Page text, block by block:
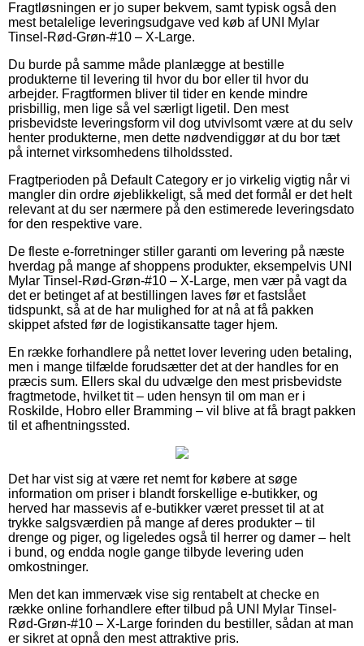
Fragtløsningen er jo super bekvem, samt typisk også den
mest betalelige leveringsudgave ved køb af UNI Mylar
Tinsel-Rød-Grøn-#10 – X-Large.
Du burde på samme måde planlægge at bestille
produkterne til levering til hvor du bor eller til hvor du
arbejder. Fragtformen bliver til tider en kende mindre
prisbillig, men lige så vel særligt ligetil. Den mest
prisbevidste leveringsform vil dog utvivlsomt være at du selv
henter produkterne, men dette nødvendiggør at du bor tæt
på internet virksomhedens tilholdssted.
Fragtperioden på Default Category er jo virkelig vigtig når vi
mangler din ordre øjeblikkeligt, så med det formål er det helt
relevant at du ser nærmere på den estimerede leveringsdato
for den respektive vare.
De fleste e-forretninger stiller garanti om levering på næste
hverdag på mange af shoppens produkter, eksempelvis UNI
Mylar Tinsel-Rød-Grøn-#10 – X-Large, men vær på vagt da
det er betinget af at bestillingen laves før et fastslået
tidspunkt, så at de har mulighed for at nå at få pakken
skippet afsted før de logistikansatte tager hjem.
En række forhandlere på nettet lover levering uden betaling,
men i mange tilfælde forudsætter det at der handles for en
præcis sum. Ellers skal du udvælge den mest prisbevidste
fragtmetode, hvilket tit – uden hensyn til om man er i
Roskilde, Hobro eller Bramming – vil blive at få bragt pakken
til et afhentningssted.
Det har vist sig at være ret nemt for købere at søge
information om priser i blandt forskellige e-butikker, og
herved har massevis af e-butikker været presset til at at
trykke salgsværdien på mange af deres produkter – til
drenge og piger, og ligeledes også til herrer og damer – helt
i bund, og endda nogle gange tilbyde levering uden
omkostninger.
Men det kan immervæk vise sig rentabelt at checke en
række online forhandlere efter tilbud på UNI Mylar Tinsel-
Rød-Grøn-#10 – X-Large forinden du bestiller, sådan at man
er sikret at opnå den mest attraktive pris.